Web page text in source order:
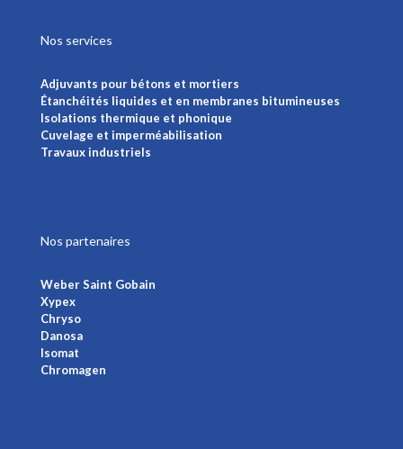
Nos services
Adjuvants pour bétons et mortiers
Étanchéités liquides et en membranes bitumineuses
Isolations thermique et phonique
Cuvelage et imperméabilisation
Travaux industriels
Nos partenaires
Weber Saint Gobain
Xypex
Chryso
Danosa
Isomat
Chromagen